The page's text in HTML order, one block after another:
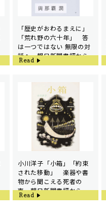
「歴史がおわるまえに」
「荒れ野の六十年」 答
は一つではない 無限の対
話へ 朝日新聞書評から
Read
小川洋子「小箱」「約束
された移動」 楽器や書
物から聞こえる死者の
声 朝日新聞書評から
Read